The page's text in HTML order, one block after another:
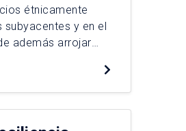
étnicamente
y en el
además arrojar